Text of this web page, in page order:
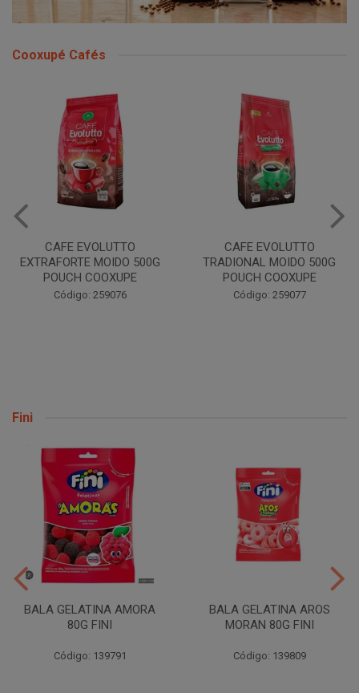
Cooxupé Cafés
CAFE EVOLUTTO
EXTRAFORTE MOIDO 500G
POUCH COOXUPE
Código: 259076
CAFE EVOLUTTO
TRADIONAL MOIDO 500G
POUCH COOXUPE
Código: 259077
Fini
BALA GELATINA AMORA
80G FINI
Código: 139791
BALA GELATINA AROS
MORAN 80G FINI
Código: 139809